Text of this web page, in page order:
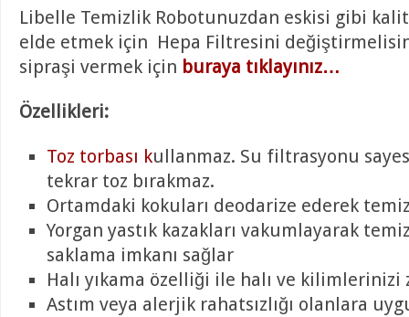
Libelle Temizlik Robotunuzdan eskisi gibi
elde etmek için Hepa Filtresini
sipraşi vermek için buraya tıklayınız…
Özellikleri:
Toz torbası kullanmaz. Su filtrasyonu
tekrar toz bırakmaz.
Ortamdaki kokuları deodarize ederek
Yorgan yastık kazakları vakumlayarak
saklama imkanı sağlar
Halı yıkama özelliği ile halı ve kilimlerinizi
Astım veya alerjik rahatsızlığı olanlara